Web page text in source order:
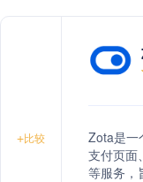
+比较
Zota是一
支付页面
等服务，